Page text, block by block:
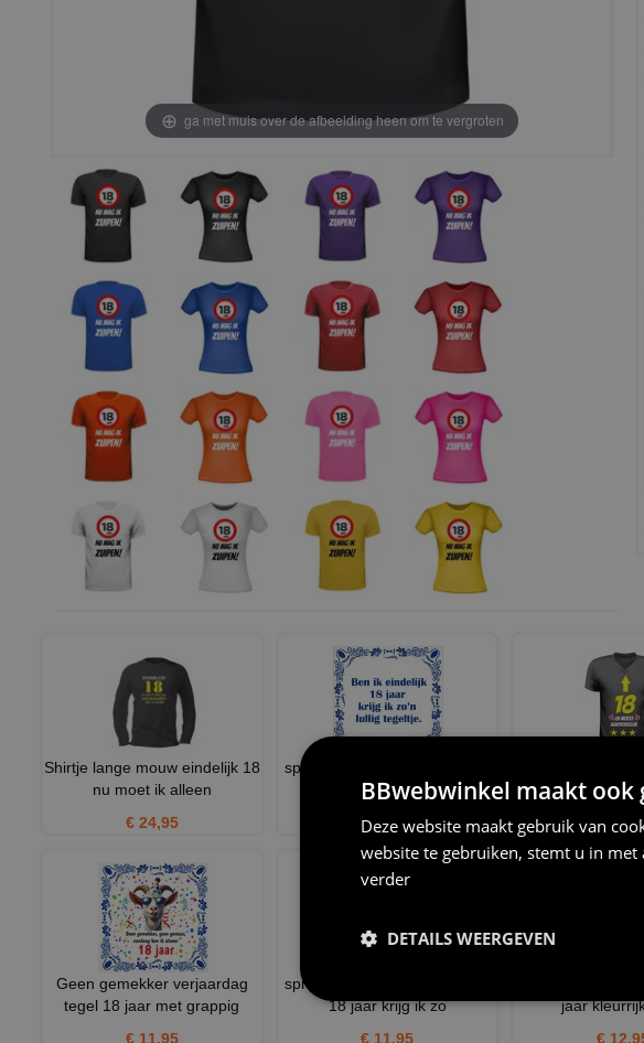
ga met muis over de afbeelding heen om te vergroten
Shirtje lange mouw eindelijk 18
nu moet ik alleen
€ 24,95
spreukentegel ben ik eindelijk
18 jaar krijg ik zo
€ 11,95
jaar en
€
Geen gemekker verjaardag
tegel 18 jaar met grappig
€ 11,95
spreukentegel ben ik eindelijk
18 jaar krijg ik zo
€ 11,95
jaar
€
BBwebwinkel maakt ook
Deze website maakt gebruik van
website te gebruiken, stemt u in
verder
DETAILS WEERGEVEN